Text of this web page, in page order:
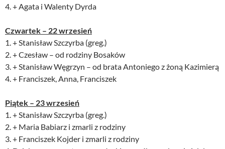
4. + Agata i Walenty Dyrda
Czwartek – 22 wrzesień
1. + Stanisław Szczyrba (greg.)
2. + Czesław – od rodziny Bosaków
3. + Stanisław Węgrzyn – od brata Antoniego z żoną Kazimierą
4. + Franciszek, Anna, Franciszek
Piątek – 23wrzesień
1. + Stanisław Szczyrba (greg.)
2. + Maria Babiarz i zmarli z rodziny
3. + Franciszek Kojder i zmarli z rodziny